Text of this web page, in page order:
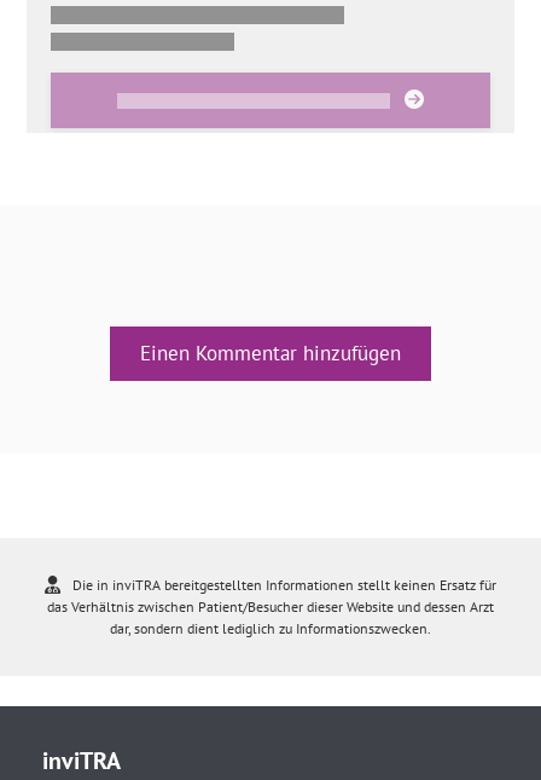
Einen Kommentar hinzufügen
Die in inviTRA bereitgestellten Informationen stellt keinen Ersatz für
das Verhältnis zwischen Patient/Besucher dieser Website und dessen Arzt
dar, sondern dient lediglich zu Informationszwecken.
inviTRA